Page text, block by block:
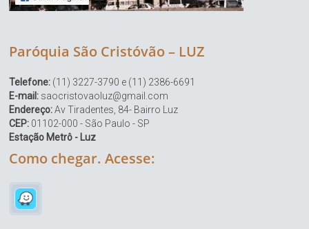
Paróquia São Cristóvão – LUZ
Telefone: (11) 3227-3790 e (11) 2386-6691
E-mail: saocristovaoluz@gmail.com
Endereço:Av Tiradentes, 84- Bairro Luz
CEP: 01102-000 - São Paulo - SP
Estação Metrô - Luz
Como chegar. Acesse: